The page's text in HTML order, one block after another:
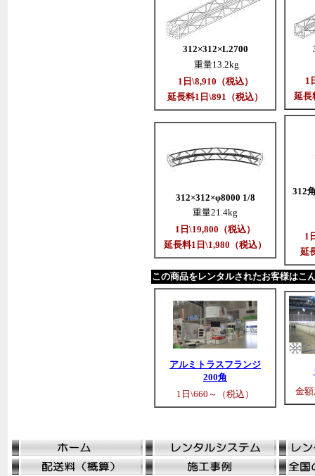
312×312×L2700
重量13.2kg
1日\8,910（税込）
延長料1日\891（税込）
1
延長
312×312×φ8000 1/8
重量21.4kg
1日\19,800（税込）
延長料1日\1,980（税込）
312
1
延
この商品をレンタルされたお客様はこ
アルミトラスフランジ
200角
1日\660～（税込）
金